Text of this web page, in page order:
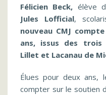
Félicien Beck, élève
Jules Lofficial,
nouveau CMJ
ans, issus des trois
Lillet et Lacanau de
Élues pour deux ans,
compter sur le soutien